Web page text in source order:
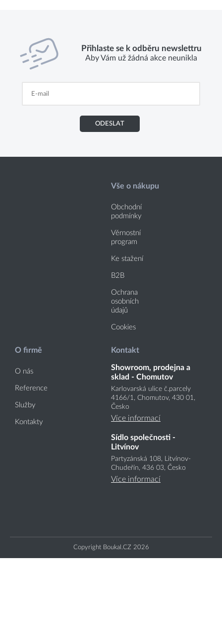
Přihlaste se k odběru newslettru
Aby Vám už žádná akce neunikla
ODESLAT
Vše o nákupu
Obchodní
podmínky
Věrnostní
program
Ke stažení
B2B
Ochrana
osobních
údajů
Cookies
O firmě
O nás
Reference
Služby
Kontakty
Kontakt
Showroom, prodejna a
sklad - Chomutov
Karlovarská ulice č.parcely
4166/1, Chomutov, 430 01,
Česko
Více informací
Sídlo společnosti -
Litvínov
Partyzánská 108, Litvínov-
Chudeřín, 436 03, Česko
Více informací
Copyright Boukal.CZ 2026